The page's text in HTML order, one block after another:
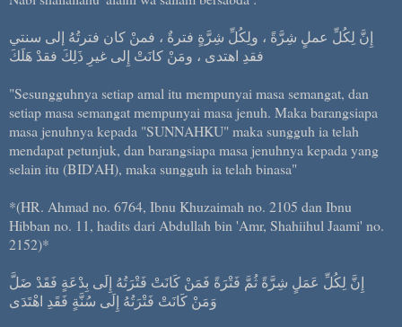
إِنَّ لِكُلِّ عملٍ شِرَّةً ، ولِكُلِّ شِرَّةٍ فترةٌ ، فمنْ كان فترتُهُ إلى سنتي
فقدِ اهتدى ، ومَنْ كانَتْ إِلى غيرِ ذَلِكَ فقدْ هَلَكَ
"Sesungguhnya setiap amal itu mempunyai masa semangat, dan
setiap masa semangat mempunyai masa jenuh. Maka barangsiapa
masa jenuhnya kepada "SUNNAHKU" maka sungguh ia telah
mendapat petunjuk, dan barangsiapa masa jenuhnya kepada yang
selain itu (BID'AH), maka sungguh ia telah binasa"
*(HR. Ahmad no. 6764, Ibnu Khuzaimah no. 2105 dan Ibnu
Hibban no. 11, hadits dari Abdullah bin 'Amr, Shahiihul Jaami' no.
2152)*
إِنَّ لِكُلِّ عَمَلٍ شِرَّةً ثُمَّ فَتْرَةً فَمَنْ كَانَتْ فَتْرَتُهُ إِلَى بِدْعَةٍ فَقَدْ ضَلَّ
وَمَنْ كَانَتْ فَتْرَتُهُ إِلَى سُنَّةٍ فَقَدِ اهْتَدَى